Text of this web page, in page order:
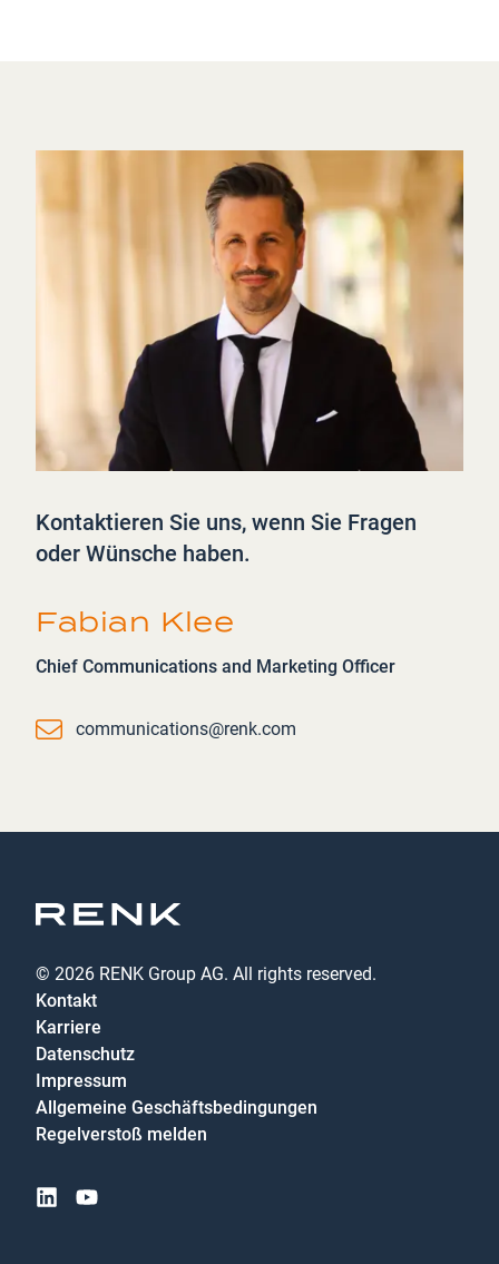
Kontaktieren Sie uns, wenn Sie Fragen
oder Wünsche haben.
Fabian Klee
Chief Communications and Marketing Officer
Emailcommunications@renk.com
© 2026 RENK Group AG. All rights reserved.
Kontakt
Karriere
Datenschutz
Impressum
Allgemeine Geschäftsbedingungen
Regelverstoß melden